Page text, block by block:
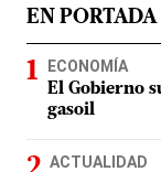
EN PORTADA
ECONOMÍA
El Gobierno
gasoil
ACTUALIDAD